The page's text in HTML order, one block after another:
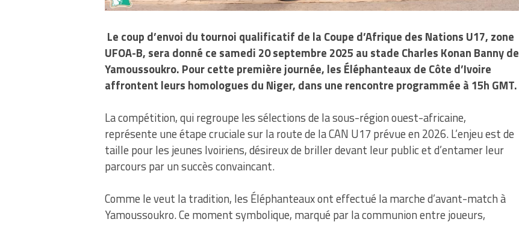
Le coup d’envoi du tournoi qualificatif de la Coupe d’Afrique des Nations U17, zone
UFOA-B, sera donné ce samedi 20 septembre 2025 au stade Charles Konan Banny de
Yamoussoukro. Pour cette première journée, les Éléphanteaux de Côte d’Ivoire
affrontent leurs homologues du Niger, dans une rencontre programmée à 15h GMT.
La compétition, qui regroupe les sélections de la sous-région ouest-africaine,
représente une étape cruciale sur la route de la CAN U17 prévue en 2026. L’enjeu est de
taille pour les jeunes Ivoiriens, désireux de briller devant leur public et d’entamer leur
parcours par un succès convaincant.
Comme le veut la tradition, les Éléphanteaux ont effectué la marche d’avant-match à
Yamoussoukro. Ce moment symbolique, marqué par la communion entre joueurs,